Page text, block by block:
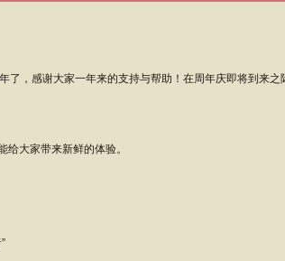
，感谢大家一年来的支持与帮助！在周年庆即将到来之
大家带来新鲜的体验。